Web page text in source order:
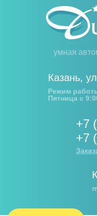
умная
Казань,
Режим
Пятница с
+7
+7